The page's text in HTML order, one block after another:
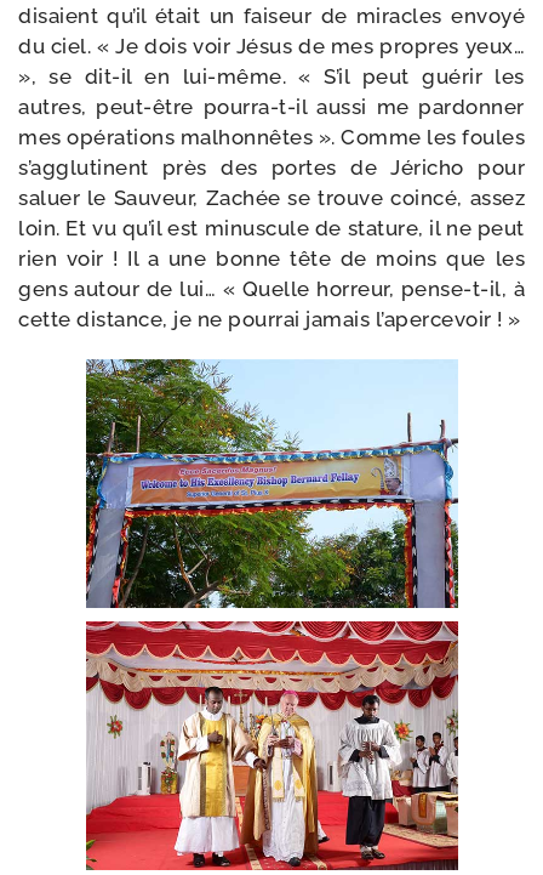
disaient qu’il était un fai­seur de miracles envoyé
du ciel. « Je dois voir Jésus de mes propres yeux…
», se dit-​il en lui-​même. « S’il peut gué­rir les
autres, peut-​être pourra-​t-​il aus­si me par­don­ner
mes opé­ra­tions mal­hon­nêtes ». Comme les foules
s’agglutinent près des portes de Jéricho pour
saluer le Sauveur, Zachée se trouve coin­cé, assez
loin. Et vu qu’il est minus­cule de sta­ture, il ne peut
rien voir ! Il a une bonne tête de moins que les
gens autour de lui… « Quelle hor­reur, pense-​t-​il, à
cette dis­tance, je ne pour­rai jamais l’apercevoir ! »